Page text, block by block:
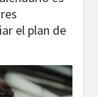
el plan de